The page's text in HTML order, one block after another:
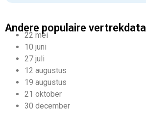
Andere populaire vertrekdata
22 mei
10 juni
27 juli
12 augustus
19 augustus
21 oktober
30 december